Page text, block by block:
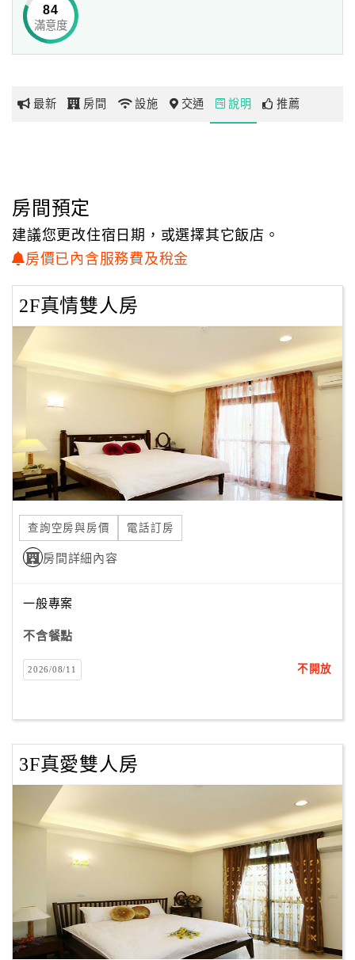
網
玩
地
圖
顧
務
顧
度
訂
單
管
理
員
戶
客
服
聯
服
一定會有您意想不到的驚喜！！
爬樹...攀岩...高山探險…溯溪...夜間觀察...摸蝦...
野溪溫泉探險等等...
84
滿意度
最新 房間 設施 交通 說明 推薦
房間預定
建議您更改住宿日期，或選擇其它飯店。
房價已內含服務費及稅金
2F真情雙人房
查詢空房與房價 電話訂房
房間詳細內容
一般專案
不含餐點
2026/08/11 不開放
3F真愛雙人房